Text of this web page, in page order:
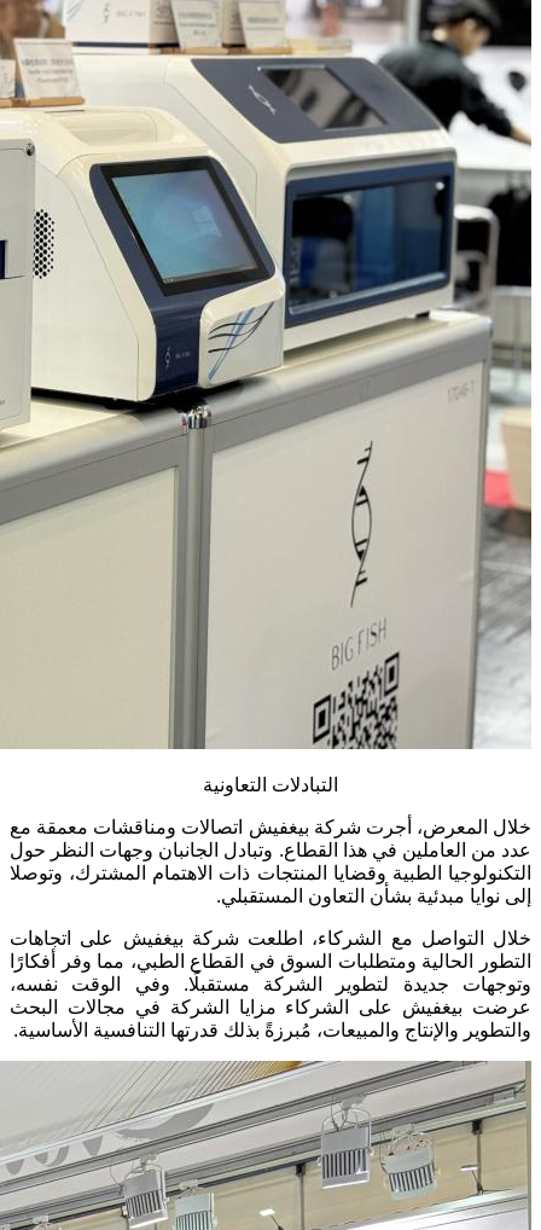
التبادلات التعاونية
خلال المعرض، أجرت شركة بيغفيش اتصالات ومناقشات معمقة مع
عدد من العاملين في هذا القطاع. وتبادل الجانبان وجهات النظر حول
التكنولوجيا الطبية وقضايا المنتجات ذات الاهتمام المشترك، وتوصلا
إلى نوايا مبدئية بشأن التعاون المستقبلي.
خلال التواصل مع الشركاء، اطلعت شركة بيغفيش على اتجاهات
التطور الحالية ومتطلبات السوق في القطاع الطبي، مما وفر أفكارًا
وتوجهات جديدة لتطوير الشركة مستقبلًا. وفي الوقت نفسه،
عرضت بيغفيش على الشركاء مزايا الشركة في مجالات البحث
والتطوير والإنتاج والمبيعات، مُبرزةً بذلك قدرتها التنافسية الأساسية.